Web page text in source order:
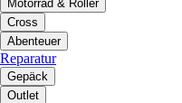
Motorrad & Roller
Cross
Abenteuer
Reparatur
Gepäck
Outlet